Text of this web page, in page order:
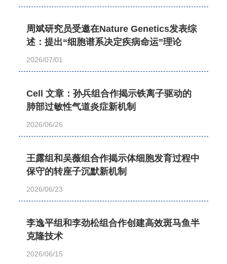
周斌研究员受邀在Nature Genetics发表综
述：提出“细胞谱系决定疾病命运”理论
2026/07/01
Cell 文章：孙兵组合作揭示铁离子驱动的
肺部过敏性气道炎症新机制
2026/06/26
王露组和吴薇组合作揭示体细胞发育过程中
保守的转座子沉默新机制
2026/06/23
李逸平组和李劲松组合作创建高效斑马鱼半
克隆技术
2026/06/15